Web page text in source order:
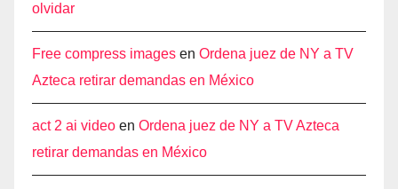
olvidar
Free compress images en Ordena juez de NY a TV
Azteca retirar demandas en México
act 2 ai video en Ordena juez de NY a TV Azteca
retirar demandas en México